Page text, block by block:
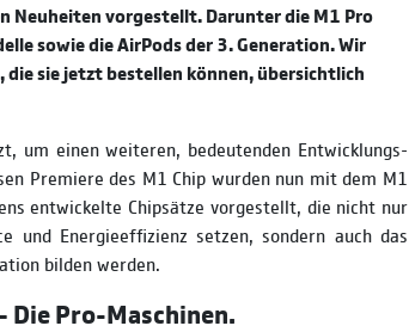
Neuheiten vorgestellt. Darunter die M1 Pro
sowie die AirPods der 3. Generation. Wir
die sie jetzt bestellen können, übersichtlich
um einen weiteren, bedeutenden Entwicklungs­
Premiere des M1 Chip wurden nun mit dem M1
entwickelte Chipsätze vorgestellt, die nicht nur
und Energieeffizienz setzen, sondern auch das
bilden werden.
Die Pro-Maschinen.